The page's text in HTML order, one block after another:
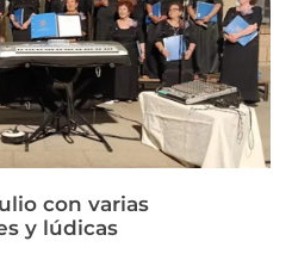
con varias
y lúdicas